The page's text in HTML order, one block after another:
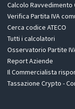
Calcolo Ravvedimento
Verifica Partita IVA
Cerca codice ATECO
Tutti i calcolatori
Osservatorio Partite
Report Aziende
Il Commercialista
Tassazione Crypto -